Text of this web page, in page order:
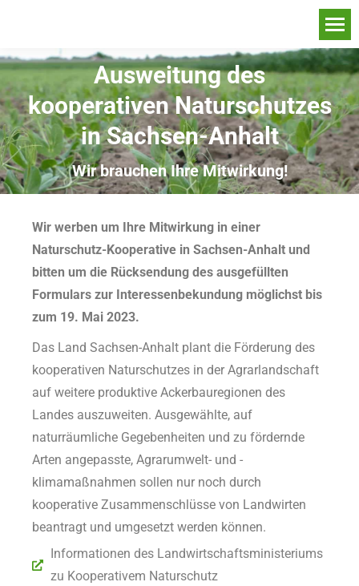
Ausweitung des
kooperativen Naturschutzes
in Sachsen-Anhalt
Wir brauchen Ihre Mitwirkung!
Wir werben um Ihre Mitwirkung in einer
Naturschutz-Kooperative in Sachsen-Anhalt und
bitten um die Rücksendung des ausgefüllten
Formulars zur Interessenbekundung möglichst bis
zum 19. Mai 2023.
Das Land Sachsen-Anhalt plant die Förderung des
kooperativen Naturschutzes in der Agrarlandschaft
auf weitere produktive Ackerbauregionen des
Landes auszuweiten. Ausgewählte, auf
naturräumliche Gegebenheiten und zu fördernde
Arten angepasste, Agrarumwelt- und -
klimamaßnahmen sollen nur noch durch
kooperative Zusammenschlüsse von Landwirten
beantragt und umgesetzt werden können.
Informationen des Landwirtschaftsministeriums
zu Kooperativem Naturschutz